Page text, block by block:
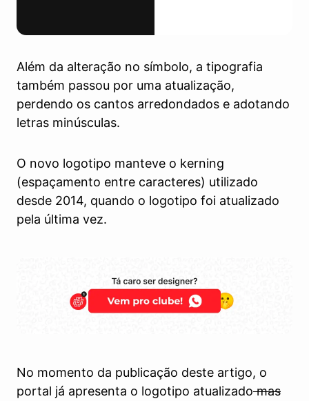
Além da alteração no símbolo, a tipografia
também passou por uma atualização,
perdendo os cantos arredondados e adotando
letras minúsculas.
O novo logotipo manteve o kerning
(espaçamento entre caracteres) utilizado
desde 2014, quando o logotipo foi atualizado
pela última vez.
No momento da publicação deste artigo, o
portal já apresenta o logotipo atualizadomas